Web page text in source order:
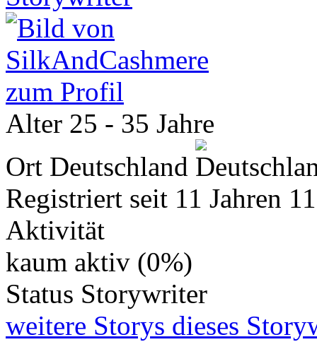
zum Profil
Alter 25 - 35 Jahre
Ort Deutschland
Registriert seit 11 Jahren
Aktivität
kaum aktiv (0%)
Status Storywriter
weitere Storys dieses